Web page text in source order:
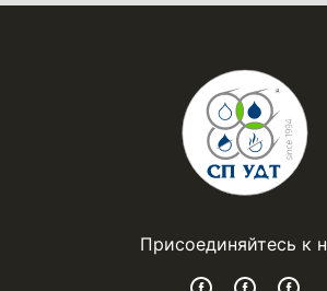
Присоединяйтесь к